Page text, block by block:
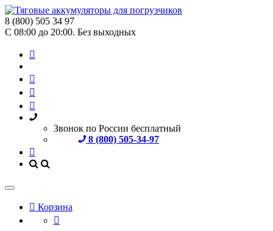
8 (800) 505 34 97
С 08:00 до 20:00. Без выходных
Звонок по России бесплатный
8 (800) 505-34-97
Корзина